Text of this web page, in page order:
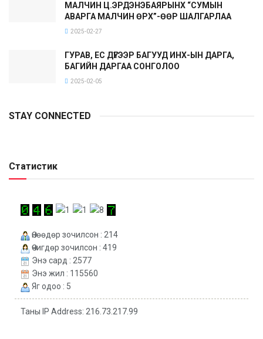
МАЛЧИН Ц.ЭРДЭНЭБАЯРЫНХ “СУМЫН
АВАРГА МАЛЧИН ӨРХ”-ӨӨР ШАЛГАРЛАА
2025-02-27
ГУРАВ, ЕС ДҮГЭЭР БАГУУД ИНХ-ЫН ДАРГА,
БАГИЙН ДАРГАА СОНГОЛОО
2025-02-05
STAY CONNECTED
Статистик
Өнөөдөр зочилсон : 214
Өчигдөр зочилсон : 419
Энэ сард : 2577
Энэ жил : 115560
Яг одоо : 5
Таны IP Address: 216.73.217.99